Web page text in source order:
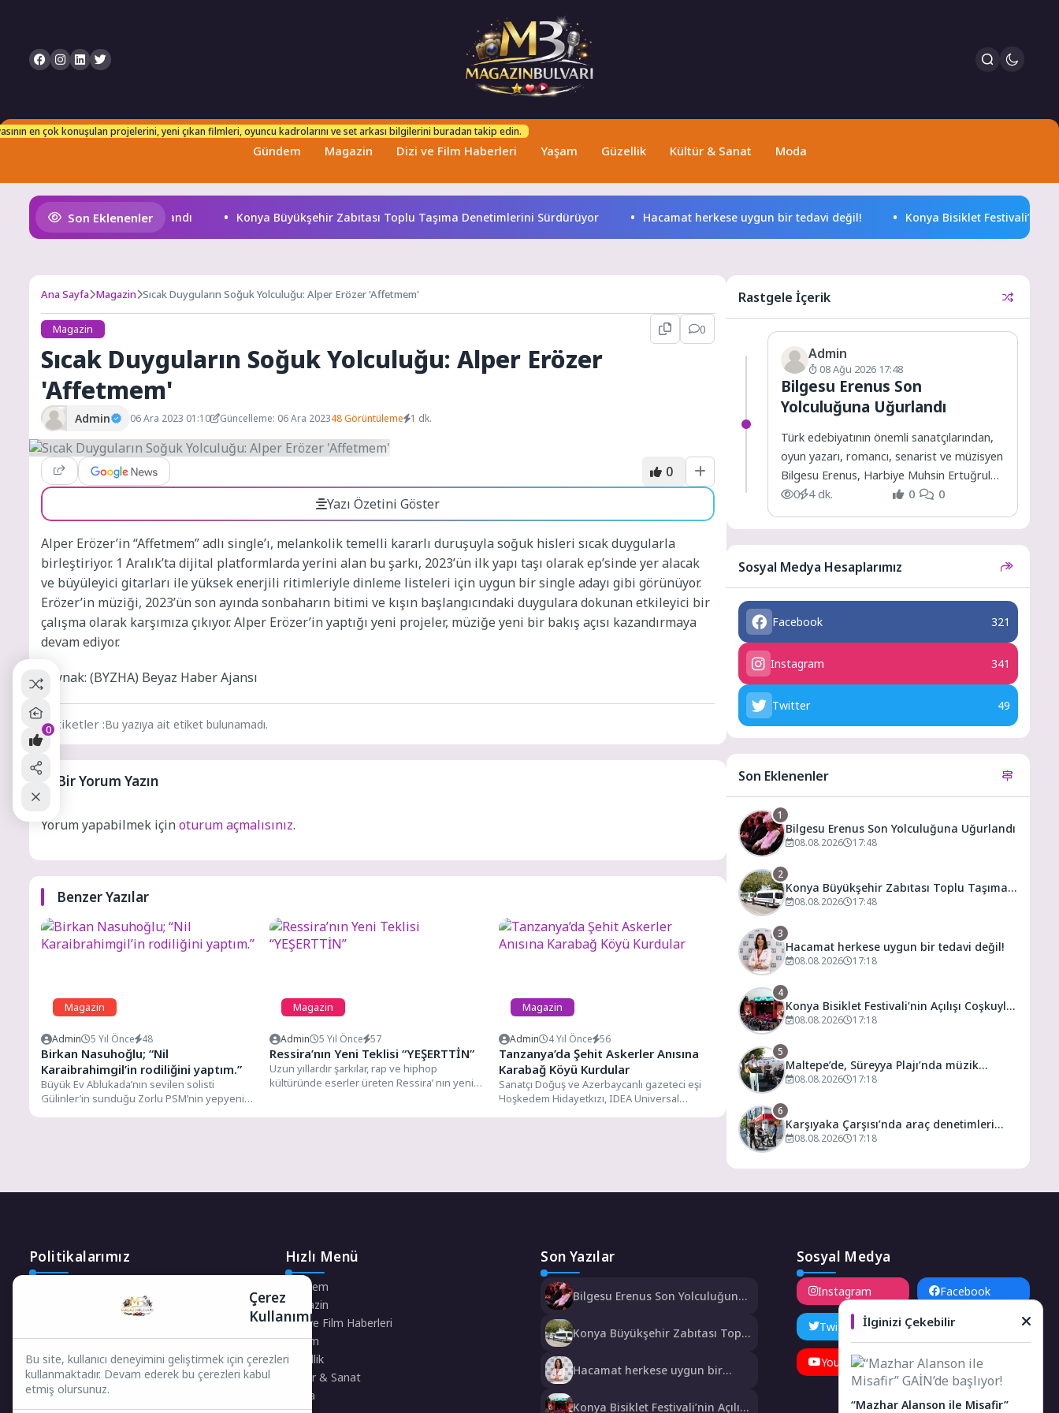
Gündem
takip edebilirsiniz. Her an taze ve güncel bilgilerle karşınızdayız!
Magazin Dizi ve Film Haberleri
en çok konuşulan projelerini, yeni çıkan filmleri, oyuncu kadrolarını ve set arkası bilgilerini buradan takip edin.
Yaşam Güzellik Kültür & Sanat Moda
Son Eklenenler
Son Yolculuğuna Uğurlandı Konya Büyükşehir Zabıtası Toplu Taşıma Denetimlerini Sürdürüyor Hacamat herkese uygun bir tedavi değil! Konya Bisiklet Festivali’nin
Ana Sayfa Magazin Sıcak Duyguların Soğuk Yolculuğu: Alper Erözer 'Affetmem'
Magazin 0
Sıcak Duyguların Soğuk Yolculuğu: Alper Erözer
'Affetmem'
Admin 06 Ara 2023 01:10 Güncelleme: 06 Ara 202348 Görüntüleme 1 dk.
0
Yazı Özetini Göster
Alper Erözer’in “Affetmem” adlı single’ı, melankolik temelli kararlı duruşuyla soğuk hisleri sıcak duygularla
birleştiriyor. 1 Aralık’ta dijital platformlarda yerini alan bu şarkı, 2023’ün ilk yapı taşı olarak ep’sinde yer alacak
ve büyüleyici gitarları ile yüksek enerjili ritimleriyle dinleme listeleri için uygun bir single adayı gibi görünüyor.
Erözer’in müziği, 2023’ün son ayında sonbaharın bitimi ve kışın başlangıcındaki duygulara dokunan etkileyici bir
çalışma olarak karşımıza çıkıyor. Alper Erözer’in yaptığı yeni projeler, müziğe yeni bir bakış açısı kazandırmaya
devam ediyor.
Kaynak: (BYZHA) Beyaz Haber Ajansı
Etiketler :Bu yazıya ait etiket bulunamadı.
Bir Yorum Yazın
Yorum yapabilmek içinoturum açmalısınız.
Benzer Yazılar
Magazin
Admin 5 Yıl Önce 48
Birkan Nasuhoğlu; “Nil
Karaibrahimgil’in rodiliğini yaptım.”
Büyük Ev Ablukada’nın sevilen solisti
Gülinler’in sunduğu Zorlu PSM’nin yepyeni
Magazin
Admin 5 Yıl Önce 57
Ressira’nın Yeni Teklisi “YEŞERTTİN”
Uzun yıllardır şarkılar, rap ve hiphop
kültüründe eserler üreten Ressira’ nın yeni
Magazin
Admin 4 Yıl Önce 56
Tanzanya’da Şehit Askerler Anısına
Karabağ Köyü Kurdular
Sanatçı Doğuş ve Azerbaycanlı gazeteci eşi
Hoşkedem Hidayetkızı, IDEA Universal
Rastgele İçerik
Admin
08 Ağu 2026 17:48
Bilgesu Erenus Son
Yolculuğuna Uğurlandı
Türk edebiyatının önemli sanatçılarından,
oyun yazarı, romancı, senarist ve müzisyen
Bilgesu Erenus, Harbiye Muhsin Ertuğrul
Sahnesi’nde düzenlenen bir törenle son...
0 4 dk. 0 0
Sosyal Medya Hesaplarımız
Facebook 321
Instagram 341
Twitter 49
Son Eklenenler
1
Bilgesu Erenus Son Yolculuğuna Uğurlandı
08.08.2026 17:48
2
Konya Büyükşehir Zabıtası Toplu Taşıma
Denetimlerini Sürdürüyor
08.08.2026 17:48
3
Hacamat herkese uygun bir tedavi değil!
08.08.2026 17:18
4
Konya Bisiklet Festivali’nin Açılışı Coşkuyla
Gerçekleşti
08.08.2026 17:18
5
Maltepe’de, Süreyya Plajı’nda müzik
ziyafeti
08.08.2026 17:18
6
Karşıyaka Çarşısı’nda araç denetimleri
sürüyor
08.08.2026 17:18
Politikalarımız
Telif Hakları Politikası
Hızlı Menü
Gündem
Magazin
Dizi ve Film Haberleri
Yaşam
Güzellik
Kültür & Sanat
Moda
Son Yazılar
Bilgesu Erenus Son Yolculuğuna
Konya Büyükşehir Zabıtası Toplu
Hacamat herkese uygun bir
Konya Bisiklet Festivali’nin Açılışı
Sosyal Medya
Instagram Facebook
Twitter LinkedIn
YouTube TikTok
0
Çerez
Kullanımı
Bu site, kullanıcı deneyimini geliştirmek için çerezleri
kullanmaktadır. Devam ederek bu çerezleri kabul
etmiş olursunuz.
İlginizi Çekebilir
“Mazhar Alanson ile Misafir”